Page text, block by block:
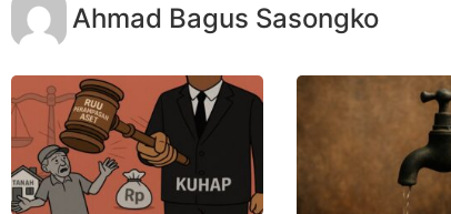
Ahmad Bagus Sasongko